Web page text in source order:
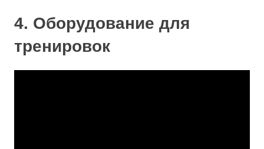
4. Оборудование для
тренировок